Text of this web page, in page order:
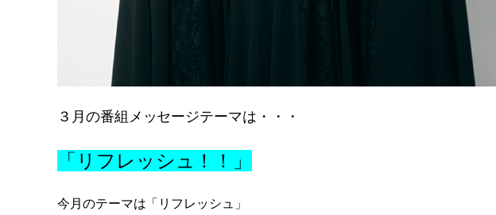
３月の番組 メッセージテーマは・・・
「リフレッシュ！！」
今月のテーマは「リフレッシュ」